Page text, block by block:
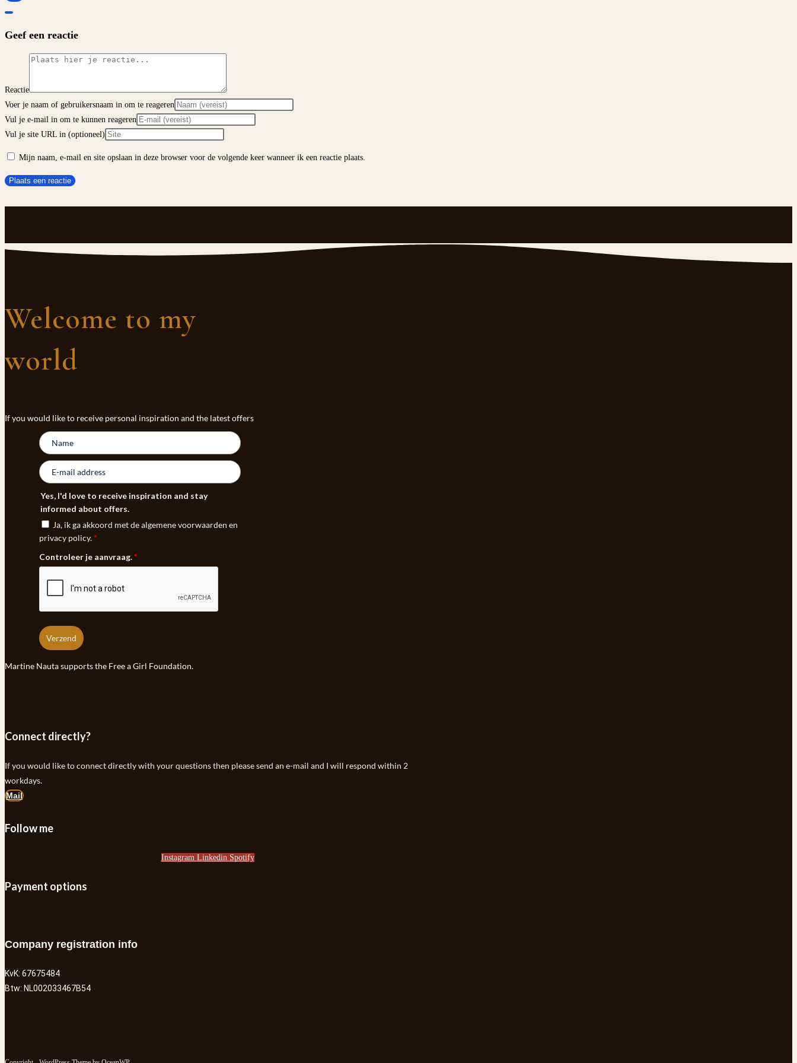
Geef een reactie
Reactie
Voer je naam of gebruikersnaam in om te reageren
Vul je e-mail in om te kunnen reageren
Vul je site URL in (optioneel)
Mijn naam, e-mail en site opslaan in deze browser voor de volgende keer wanneer ik een reactie plaats.
Welcome to my
world
If you would like to receive personal inspiration and the latest offers
Yes, I'd love to receive inspiration and stay
informed about offers.
Ja, ik ga akkoord met de algemene voorwaarden en
privacy policy. *
Controleer je aanvraag.*
Verzend
Martine Nauta supports the Free a Girl Foundation.
Connect directly?
If you would like to connect directly with your questions then please send an e-mail and I will respond within 2
workdays.
Mail
Follow me
Instagram Linkedin Spotify
Payment options
Company registration info
KvK: 67675484
Btw: NL002033467B54